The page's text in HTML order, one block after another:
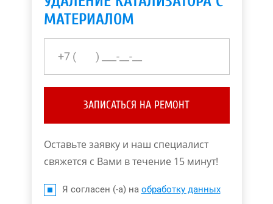
МАТЕРИАЛОМ
ЗАПИСАТЬСЯ НА РЕМОНТ
Оставьте заявку и наш специалист
свяжется с Вами в течение 15 минут!
Я согласен (-а) на обработку данных